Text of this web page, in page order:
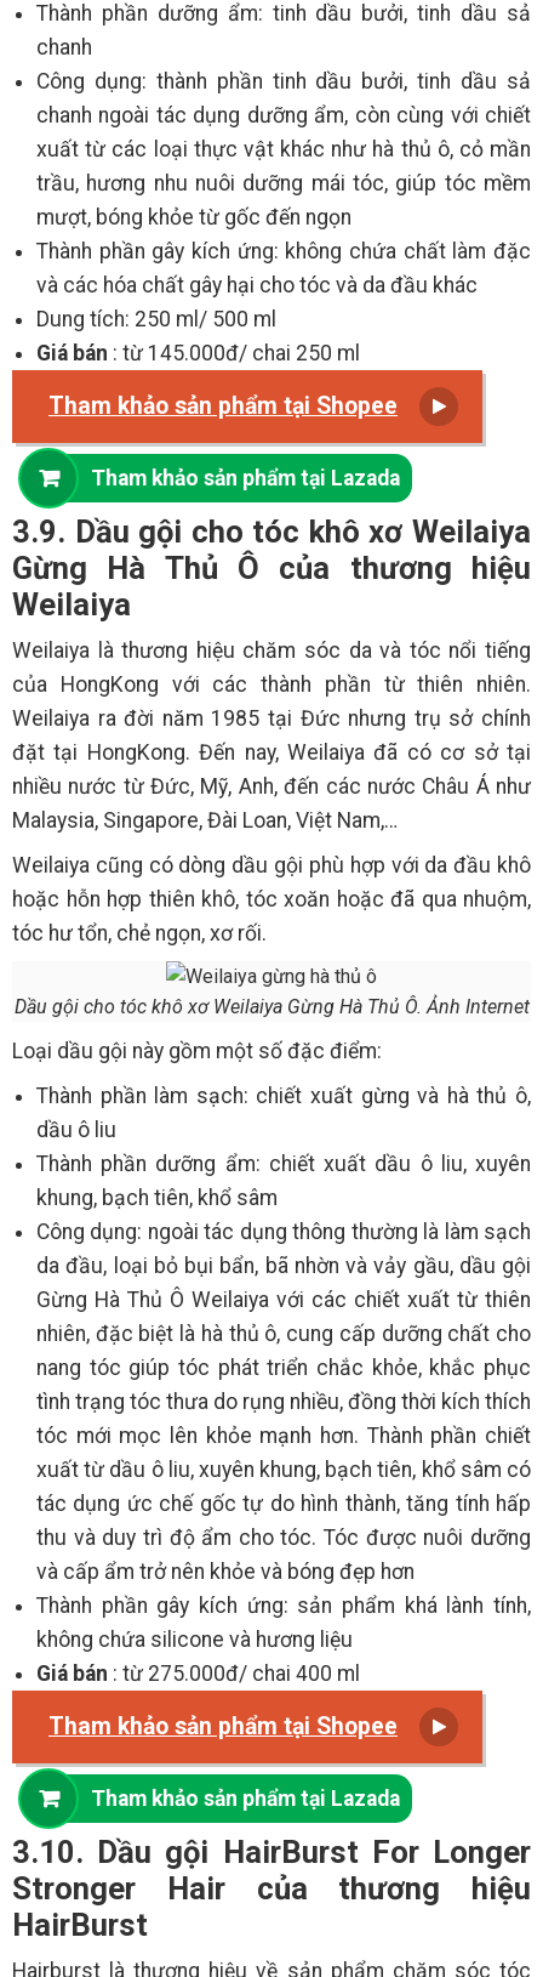
Thành phần dưỡng ẩm: tinh dầu bưởi, tinh dầu sả
chanh
Công dụng: thành phần tinh dầu bưởi, tinh dầu sả
chanh ngoài tác dụng dưỡng ẩm, còn cùng với chiết
xuất từ các loại thực vật khác như hà thủ ô, cỏ mần
trầu, hương nhu nuôi dưỡng mái tóc, giúp tóc mềm
mượt, bóng khỏe từ gốc đến ngọn
Thành phần gây kích ứng: không chứa chất làm đặc
và các hóa chất gây hại cho tóc và da đầu khác
Dung tích: 250 ml/ 500 ml
Giá bán : từ 145.000đ/ chai 250 ml
Tham khảo sản phẩm tại Shopee
Tham khảo sản phẩm tại Lazada
3.9. Dầu gội cho tóc khô xơ Weilaiya
Gừng Hà Thủ Ô của thương hiệu
Weilaiya
Weilaiya là thương hiệu chăm sóc da và tóc nổi tiếng
của HongKong với các thành phần từ thiên nhiên.
Weilaiya ra đời năm 1985 tại Đức nhưng trụ sở chính
đặt tại HongKong. Đến nay, Weilaiya đã có cơ sở tại
nhiều nước từ Đức, Mỹ, Anh, đến các nước Châu Á như
Malaysia, Singapore, Đài Loan, Việt Nam,…
Weilaiya cũng có dòng dầu gội phù hợp với da đầu khô
hoặc hỗn hợp thiên khô, tóc xoăn hoặc đã qua nhuộm,
tóc hư tổn, chẻ ngọn, xơ rối.
Dầu gội cho tóc khô xơ Weilaiya Gừng Hà Thủ Ô. Ảnh Internet
Loại dầu gội này gồm một số đặc điểm:
Thành phần làm sạch: chiết xuất gừng và hà thủ ô,
dầu ô liu
Thành phần dưỡng ẩm: chiết xuất dầu ô liu, xuyên
khung, bạch tiên, khổ sâm
Công dụng: ngoài tác dụng thông thường là làm sạch
da đầu, loại bỏ bụi bẩn, bã nhờn và vảy gầu, dầu gội
Gừng Hà Thủ Ô Weilaiya với các chiết xuất từ thiên
nhiên, đặc biệt là hà thủ ô, cung cấp dưỡng chất cho
nang tóc giúp tóc phát triển chắc khỏe, khắc phục
tình trạng tóc thưa do rụng nhiều, đồng thời kích thích
tóc mới mọc lên khỏe mạnh hơn. Thành phần chiết
xuất từ dầu ô liu, xuyên khung, bạch tiên, khổ sâm có
tác dụng ức chế gốc tự do hình thành, tăng tính hấp
thu và duy trì độ ẩm cho tóc. Tóc được nuôi dưỡng
và cấp ẩm trở nên khỏe và bóng đẹp hơn
Thành phần gây kích ứng: sản phẩm khá lành tính,
không chứa silicone và hương liệu
Giá bán : từ 275.000đ/ chai 400 ml
Tham khảo sản phẩm tại Shopee
Tham khảo sản phẩm tại Lazada
3.10. Dầu gội HairBurst For Longer
Stronger Hair của thương hiệu
HairBurst
Hairburst là thương hiệu về sản phẩm chăm sóc tóc